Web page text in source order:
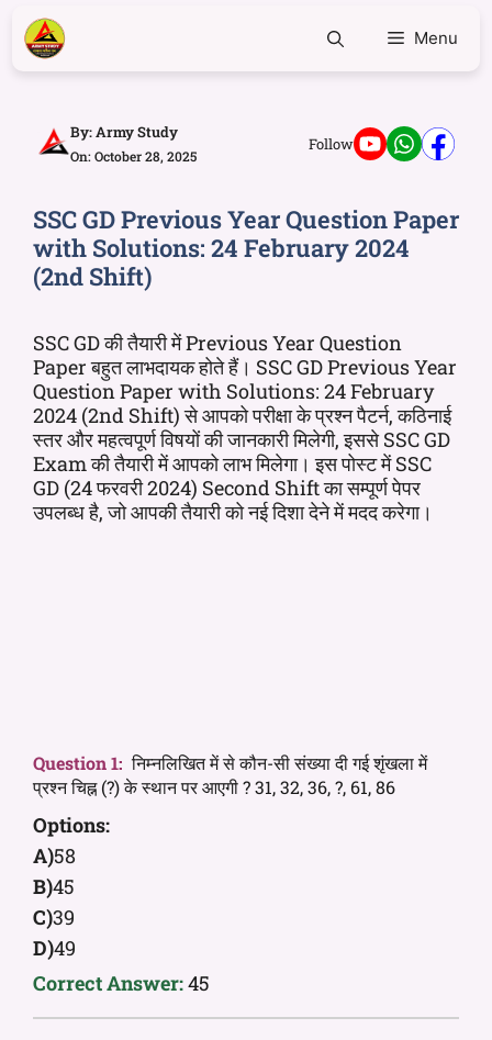
Menu
By:Army Study
On: October 28, 2025
Follow
SSC GD Previous Year Question Paper
with Solutions: 24 February 2024
(2nd Shift)
SSC GD की तैयारी में Previous Year Question
Paper बहुत लाभदायक होते हैं। SSC GD Previous Year
Question Paper with Solutions: 24 February
2024 (2nd Shift) से आपको परीक्षा के प्रश्न पैटर्न, कठिनाई
स्तर और महत्वपूर्ण विषयों की जानकारी मिलेगी, इससे SSC GD
Exam की तैयारी में आपको लाभ मिलेगा। इस पोस्ट में SSC
GD (24 फरवरी 2024) Second Shift का सम्पूर्ण पेपर
उपलब्ध है, जो आपकी तैयारी को नई दिशा देने में मदद करेगा।
Question 1: निम्नलिखित में से कौन-सी संख्या दी गई शृंखला में
प्रश्न चिह्न (?) के स्थान पर आएगी ? 31, 32, 36, ?, 61, 86
Options:
A)58
B)45
C)39
D)49
Correct Answer:45